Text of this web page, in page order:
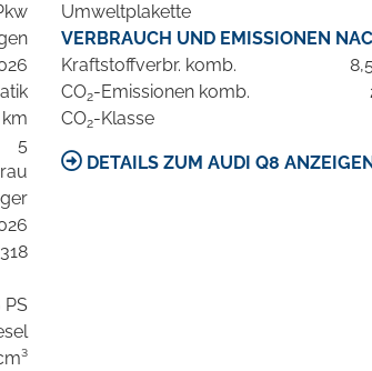
5
Umweltplakette
VERBRAUCH UND EMISSIONEN
Kraftstoffverbr. komb.
CO2-Emissionen komb.
CO2-Klasse
DETAILS ZUM AUDI Q8 ANZEIGEN